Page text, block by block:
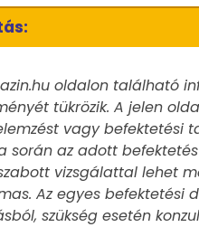
oldalon található
tükrözik. A jelen
vagy befektetési
során az adott
vizsgálattal lehet
Az egyes befektetési
szükség esetén